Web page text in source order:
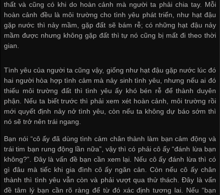
thất và cũng có khi do hoàn cảnh mà người ta phải chia tay. Mỗi
hoàn cảnh đều là môi trường cho tình yêu phát triển, như hạt đậu
gặp nước thì nảy mầm, gặp đất sẽ bám rễ; có những hạt đậu nảy
mầm được nhưng không gặp đất thì tự nó cũng bị mất đi theo thời
gian.
Tình yêu của người ta cũng vậy, giống như hạt đậu gặp nước lúc đó
hai người hòa hợp tình cảm mà nảy sinh tình yêu, nhưng nếu ai đó
thiếu môi trường đất thì tình yêu ấy khó bén rễ để thành duyên
phận. Nếu ta biết trước thì phải xem xét hoàn cảnh, môi trường rồi
mới quyết định nảy nở tình yêu, còn nếu ta không dự báo sớm thì
nó sẽ trở nên trái ngang.
Bạn nói “cô ấy đã dùng tình cảm chân thành làm bạn cảm động và
trái tim bạn rung động lần nữa”, vậy thì có phải cô ấy “đánh lừa bạn
không?”. Đây là vấn đề bạn cần xem lại. Nếu cô ấy đánh lừa thì có
gì đâu mà tiếc khi gia đình cô ấy ngăn cản. Còn nếu cô ấy chân
thành thì tình yêu vẫn còn và phải vượt qua thử thách. Đây là vấn
đề tâm lý bạn cần rõ ràng để từ đó xác định tương lai. Nếu “bạn